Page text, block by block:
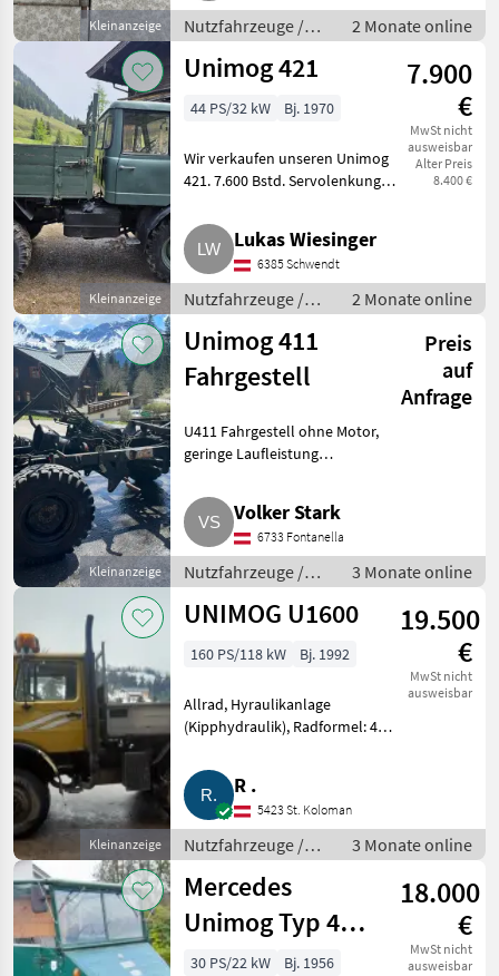
Kleinanzeige
Nutzfahrzeuge /
Lastwagen (LKW)
2 Monate online
Kleinanzeige
Unimog 421
7.900
€
MwSt nicht
ausweisbar
Alter Preis
8.400 €
44 PS/32 kW Bj. 1970
Wir verkaufen unseren Unimog
421. 7.600 Bstd. Servolenkung,
Schmidtplatte vorne. Wir haben
leider keine Zeit, das Fahrzeug
zu benutzen und zu
Lukas Wiesinger
6385 Schwendt
Nutzfahrzeuge /
Lastwagen (LKW)
2 Monate online
Kleinanzeige
Unimog 411
Fahrgestell
Preis
auf
Anfrage
U411 Fahrgestell ohne Motor,
geringe Laufleistung
synchronisiertes Getriebe mit
Kriechgang und seitlichem
Zapfwellenabtrieb (ohne
Gelenk
Volker Stark
6733 Fontanella
Nutzfahrzeuge /
Lastwagen (LKW)
3 Monate online
Kleinanzeige
UNIMOG U1600
19.500
€
MwSt nicht
ausweisbar
160 PS/118 kW Bj. 1992
Allrad, Hyraulikanlage
(Kipphydraulik), Radformel: 4x4,
Motorstaubremse, Getriebeart
KFZ/LKW: Schaltgetriebe,
Treibstoff: Diesel UNIMOG U
1600 427, Gr
R .
5423 St. Koloman
Nutzfahrzeuge /
Lastwagen (LKW)
3 Monate online
Mercedes
Unimog Typ 411
Bj. 1956
18.000
€
MwSt nicht
ausweisbar
30 PS/22 kW
Bj. 1956